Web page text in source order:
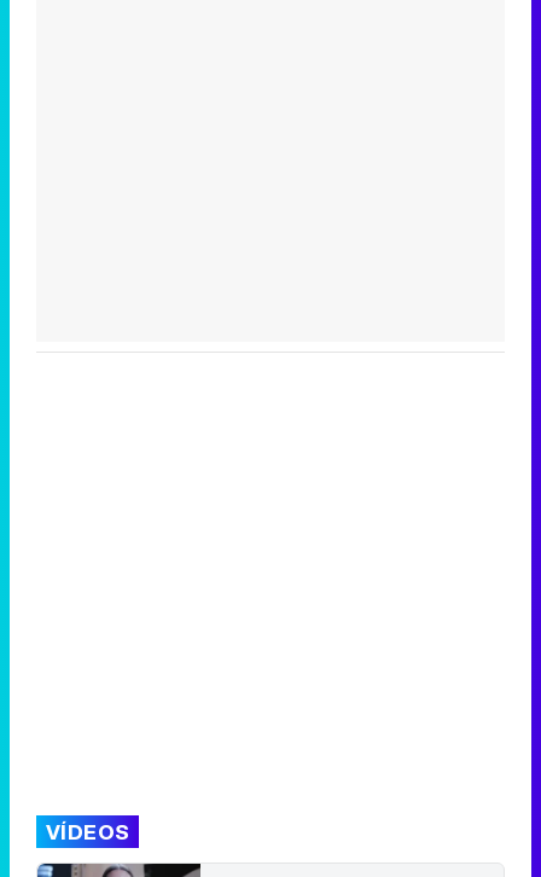
VÍDEOS